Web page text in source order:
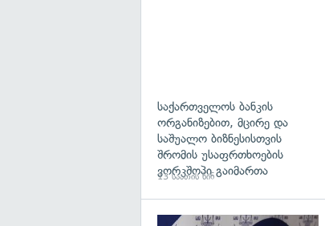
საქართველოს ბანკის
ორგანიზებით, მცირე და
საშუალო ბიზნესისთვის
შრომის უსაფრთხოების
ვორკშოპი გაიმართა
13 საათის წინ